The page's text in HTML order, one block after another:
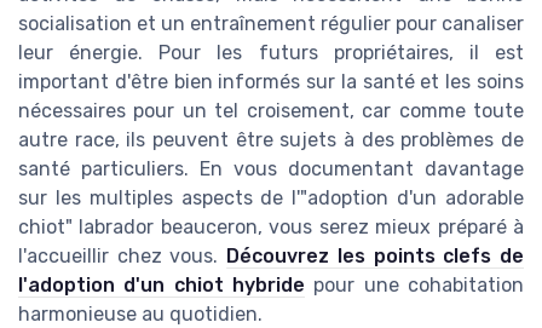
socialisation et un entraînement régulier pour canaliser
leur énergie. Pour les futurs propriétaires, il est
important d'être bien informés sur la santé et les soins
nécessaires pour un tel croisement, car comme toute
autre race, ils peuvent être sujets à des problèmes de
santé particuliers. En vous documentant davantage
sur les multiples aspects de l'"adoption d'un adorable
chiot" labrador beauceron, vous serez mieux préparé à
l'accueillir chez vous. Découvrez les points clefs de
l'adoption d'un chiot hybride pour une cohabitation
harmonieuse au quotidien.